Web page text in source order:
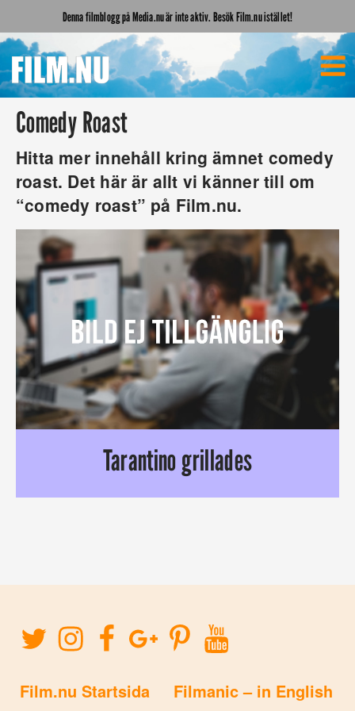
Denna filmblogg på Media.nu är inte aktiv. Besök Film.nu istället!
Comedy Roast
Hitta mer innehåll kring ämnet comedy
roast. Det här är allt vi känner till om
“comedy roast” på Film.nu.
Tarantino grillades
Quentin Tarantino fick det hett om öronen häromdagen.
Film.nu Startsida
Filmanic – in English